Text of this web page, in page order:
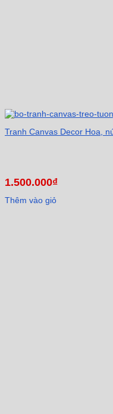
Tranh Canvas Decor Hoa,
1.500.000₫
Thêm vào giỏ